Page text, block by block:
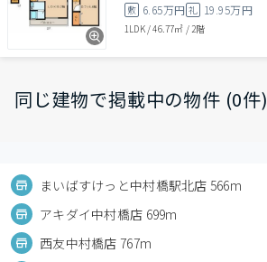
敷 6.65万円 礼 19.95万円
1LDK/46.77㎡ / 2階
同じ建物で掲載中の物件 (0件)
まいばすけっと中村橋駅北店 566m
アキダイ中村橋店 699m
西友中村橋店 767m